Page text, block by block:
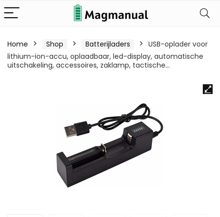
Home Shop Batterijladers
USB-oplader voor
lithium-ion-accu, oplaadbaar, led-display, automatische
uitschakeling, accessoires, zaklamp, tactische…